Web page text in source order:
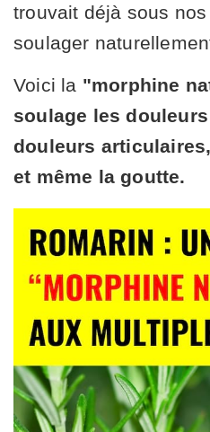
trouvait déjà sous
soulager
Voici la "morphine
soulage les
douleurs
et même la goutte.